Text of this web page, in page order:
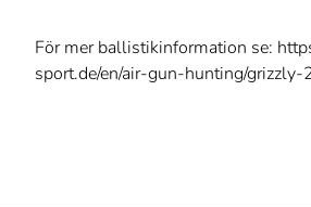
För mer ballistikinformation se:
sport.de/en/air-gun-hunting/grizzly-